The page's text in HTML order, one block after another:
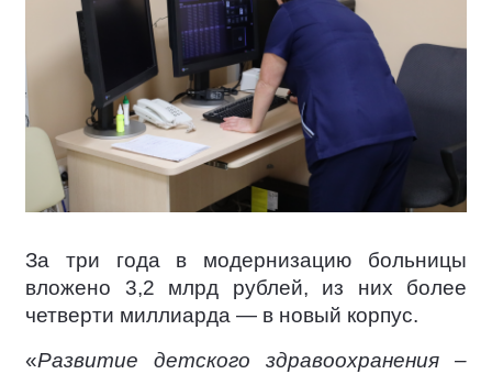
За три года в модернизацию больницы
вложено 3,2 млрд рублей, из них более
четверти миллиарда — в новый корпус.
«Развитие детского здравоохранения –